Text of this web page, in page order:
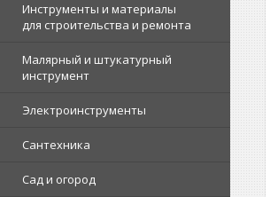
Инструменты и материалы
для строительства и ремонта
Малярный и штукатурный
инструмент
Электроинструменты
Сантехника
Сад и огород